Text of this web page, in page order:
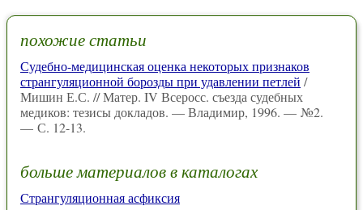
похожие статьи
Судебно-медицинская оценка некоторых признаков
странгуляционной борозды при удавлении петлей /
Мишин Е.С. // Матер. IV Всеросс. съезда судебных
медиков: тезисы докладов. — Владимир, 1996. — №2.
— С. 12-13.
больше материалов в каталогах
Странгуляционная асфиксия